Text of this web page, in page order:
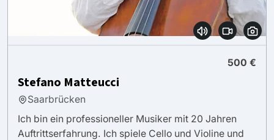
500 €
Stefano Matteucci
Saarbrücken
Ich bin ein professioneller Musiker mit 20 Jahren
Auftrittserfahrung. Ich spiele Cello und Violine und